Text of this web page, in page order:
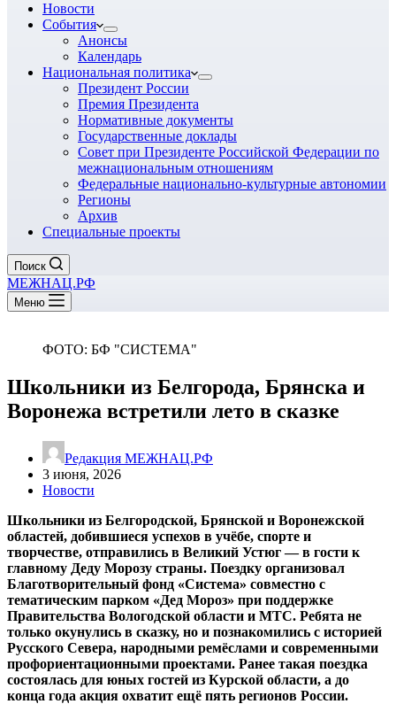
Новости
События
Анонсы
Календарь
Национальная политика
Президент России
Премия Президента
Нормативные документы
Государственные доклады
Совет при Президенте Российской Федерации по
межнациональным отношениям
Федеральные национально-культурные автономии
Регионы
Архив
Специальные проекты
Поиск
МЕЖНАЦ.РФ
Меню
ФОТО: БФ "СИСТЕМА"
Школьники из Белгорода, Брянска и
Воронежа встретили лето в сказке
Редакция МЕЖНАЦ.РФ
3 июня, 2026
Новости
Школьники из Белгородской, Брянской и Воронежской
областей, добившиеся успехов в учёбе, спорте и
творчестве, отправились в Великий Устюг — в гости к
главному Деду Морозу страны. Поездку организовал
Благотворительный фонд «Система» совместно с
тематическим парком «Дед Мороз» при поддержке
Правительства Вологодской области и МТС. Ребята не
только окунулись в сказку, но и познакомились с историей
Русского Севера, народными ремёслами и современными
профориентационными проектами. Ранее такая поездка
состоялась для юных гостей из Курской области, а до
конца года акция охватит ещё пять регионов России.